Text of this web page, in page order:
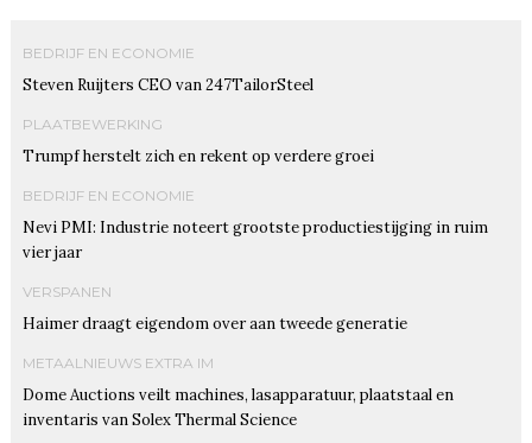
BEDRIJF EN ECONOMIE
Steven Ruijters CEO van 247TailorSteel
PLAATBEWERKING
Trumpf herstelt zich en rekent op verdere groei
BEDRIJF EN ECONOMIE
Nevi PMI: Industrie noteert grootste productiestijging in ruim
vier jaar
VERSPANEN
Haimer draagt eigendom over aan tweede generatie
METAALNIEUWS EXTRA IM
Dome Auctions veilt machines, lasapparatuur, plaatstaal en
inventaris van Solex Thermal Science